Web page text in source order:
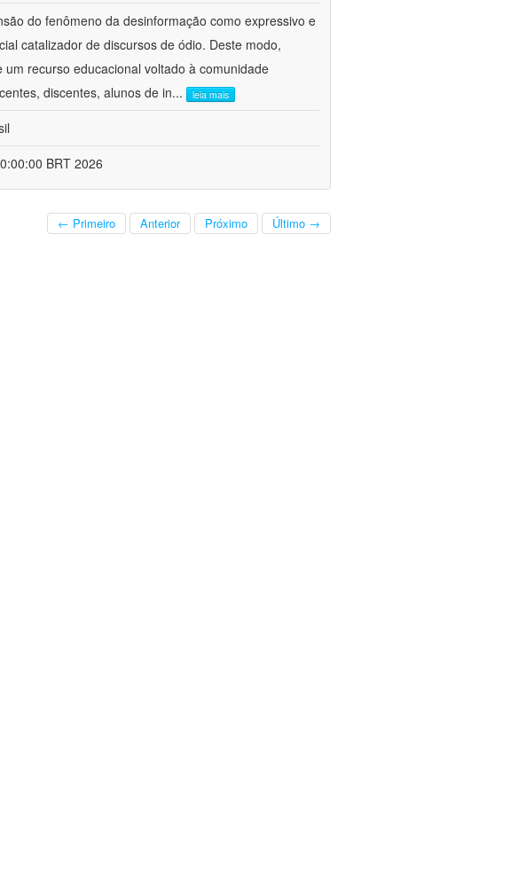
do fenômeno da desinformação como expressivo e
catalizador de discursos de ódio. Deste modo,
recurso educacional voltado à comunidade
discentes, alunos de in... leia mais
BRT 2026
← Primeiro Anterior Próximo Último →